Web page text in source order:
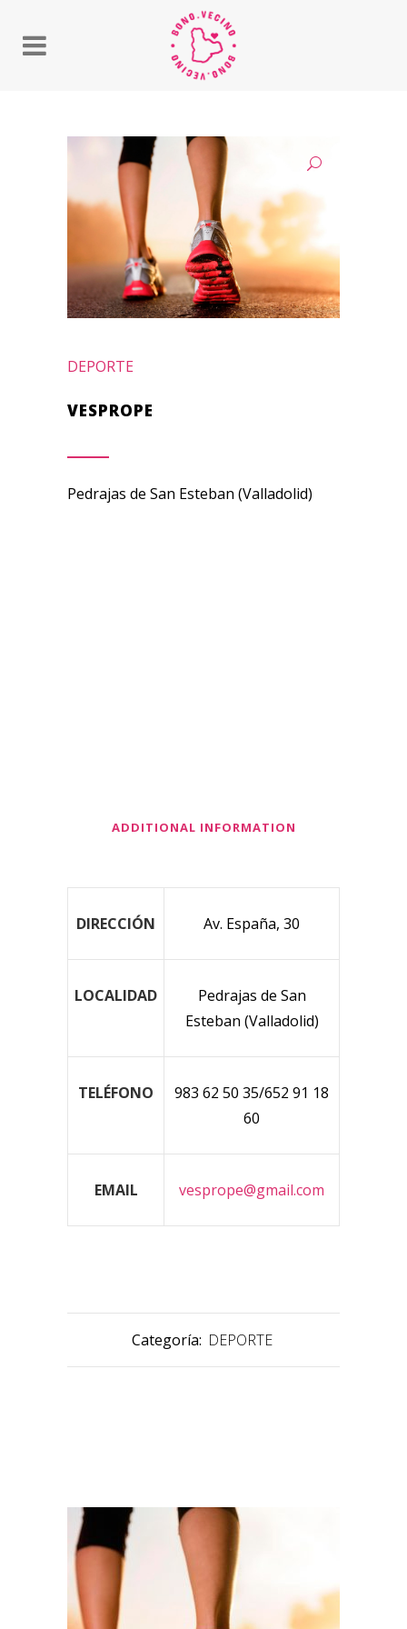
DEPORTE
VESPROPE
Pedrajas de San Esteban (Valladolid)
ADDITIONAL INFORMATION
DIRECCIÓN Av. España, 30
LOCALIDAD
Pedrajas de San
Esteban (Valladolid)
TELÉFONO
983 62 50 35/652 91 18
60
EMAIL vesprope@gmail.com
Categoría: DEPORTE